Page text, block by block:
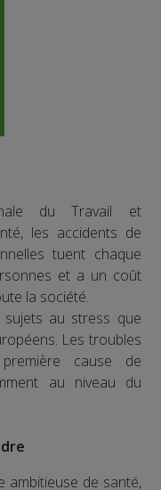
du Travail et
les accidents de
tuent chaque
et a un coût
la société.
au stress que
Les troubles
cause de
au niveau du
ambitieuse de santé,